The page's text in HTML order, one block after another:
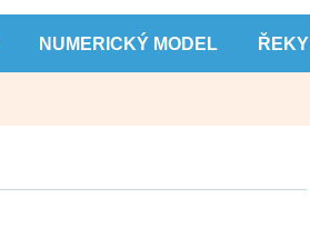
NUMERICKÝ MODEL ŘEKY